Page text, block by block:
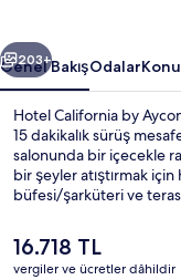
Sonraki
203+
Genel BakışOdalar
Hotel California by
15 dakikalık sürüş
salonunda bir içecekle
bir şeyler atıştırmak
büfesi/şarküteri ve
Şu
anki
16.718 TL
vergiler ve ücretler dâhildir